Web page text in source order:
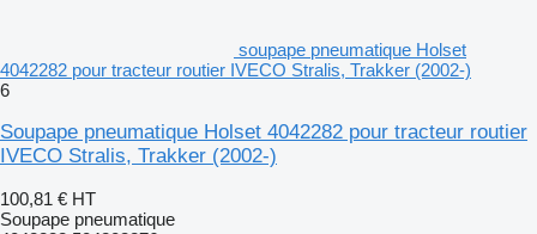
soupape pneumatique Holset
4042282 pour tracteur routier IVECO Stralis, Trakker (2002-)
6
Soupape pneumatique Holset 4042282 pour tracteur routier
IVECO Stralis, Trakker (2002-)
100,81 € HT
Soupape pneumatique